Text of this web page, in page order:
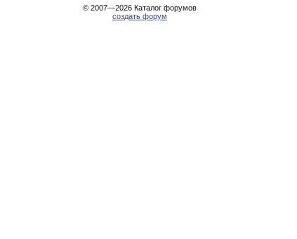
© 2007—2026 Каталог форумов
создать форум